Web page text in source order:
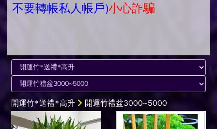
不要轉帳私人帳戶)小心詐騙
開運竹*送禮*高升 開運竹禮盆3000~5000